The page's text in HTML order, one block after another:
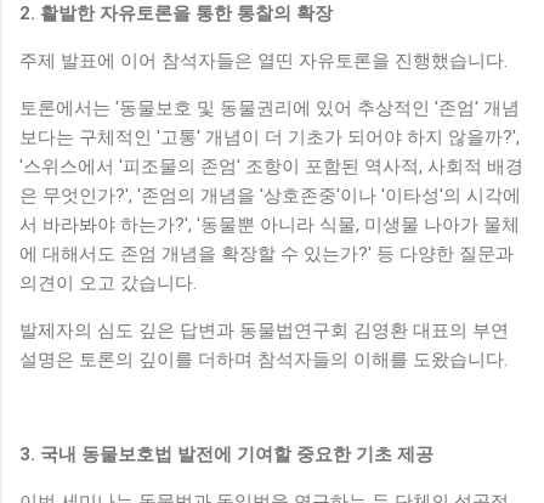
2. 활발한 자유토론을 통한 통찰의 확장
주제 발표에 이어 참석자들은 열띤 자유토론을 진행했습니다.
토론에서는 '동물보호 및 동물권리에 있어 추상적인 '존엄' 개념
보다는 구체적인 '고통' 개념이 더 기초가 되어야 하지 않을까?',
'스위스에서 '피조물의 존엄' 조항이 포함된 역사적, 사회적 배경
은 무엇인가?', '존엄의 개념을 '상호존중'이나 '이타성'의 시각에
서 바라봐야 하는가?', '동물뿐 아니라 식물, 미생물 나아가 물체
에 대해서도 존엄 개념을 확장할 수 있는가?' 등 다양한 질문과
의견이 오고 갔습니다.
발제자의 심도 깊은 답변과 동물법연구회 김영환 대표의 부연
설명은 토론의 깊이를 더하며 참석자들의 이해를 도왔습니다.
3. 국내 동물보호법 발전에 기여할 중요한 기초 제공